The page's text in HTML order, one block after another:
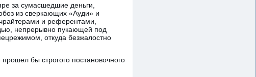
за сумасшедшие деньги,
из сверкающих «Ауди» и
и референтами,
непрерывно пукающей под
откуда безжалостно
бы строгого постановочного